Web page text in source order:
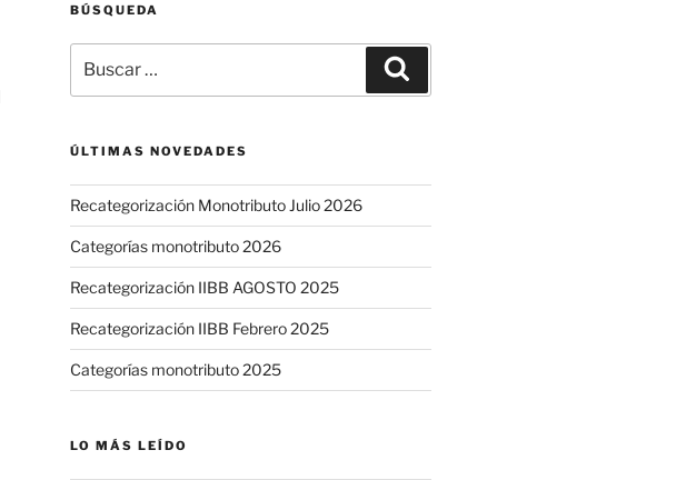
BÚSQUEDA
por:
ÚLTIMAS NOVEDADES
Recategorización Monotributo Julio 2026
Categorías monotributo 2026
Recategorización IIBB AGOSTO 2025
Recategorización IIBB Febrero 2025
Categorías monotributo 2025
LO MÁS LEÍDO